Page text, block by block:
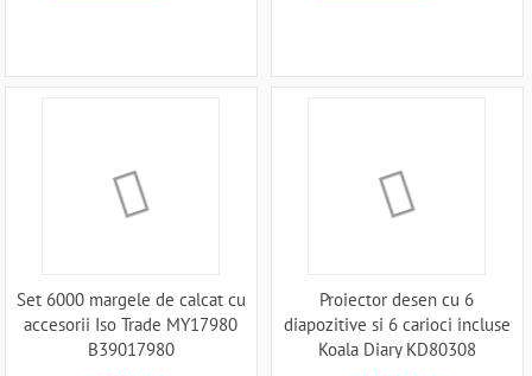
Set 6000 margele de calcat cu
accesorii Iso Trade MY17980
B39017980
Proiector desen cu 6
diapozitive si 6 carioci incluse
Koala Diary KD80308